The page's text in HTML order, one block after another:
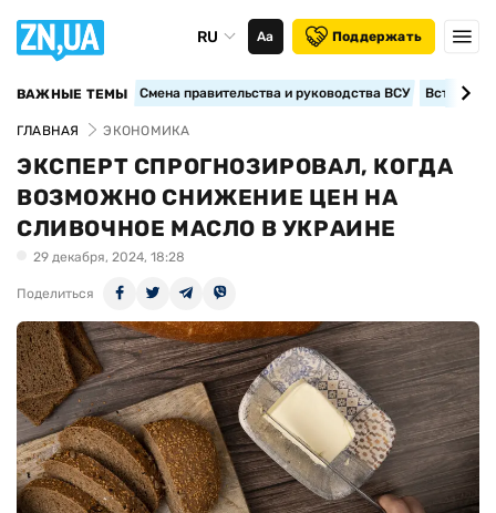
RU Аа Поддержать
ВАЖНЫЕ ТЕМЫ Смена правительства и руководства ВСУ
ГЛАВНАЯ ЭКОНОМИКА
ЭКСПЕРТ СПРОГНОЗИРОВАЛ, КОГДА
ВОЗМОЖНО СНИЖЕНИЕ ЦЕН НА
СЛИВОЧНОЕ МАСЛО В УКРАИНЕ
29 декабря, 2024, 18:28
Поделиться